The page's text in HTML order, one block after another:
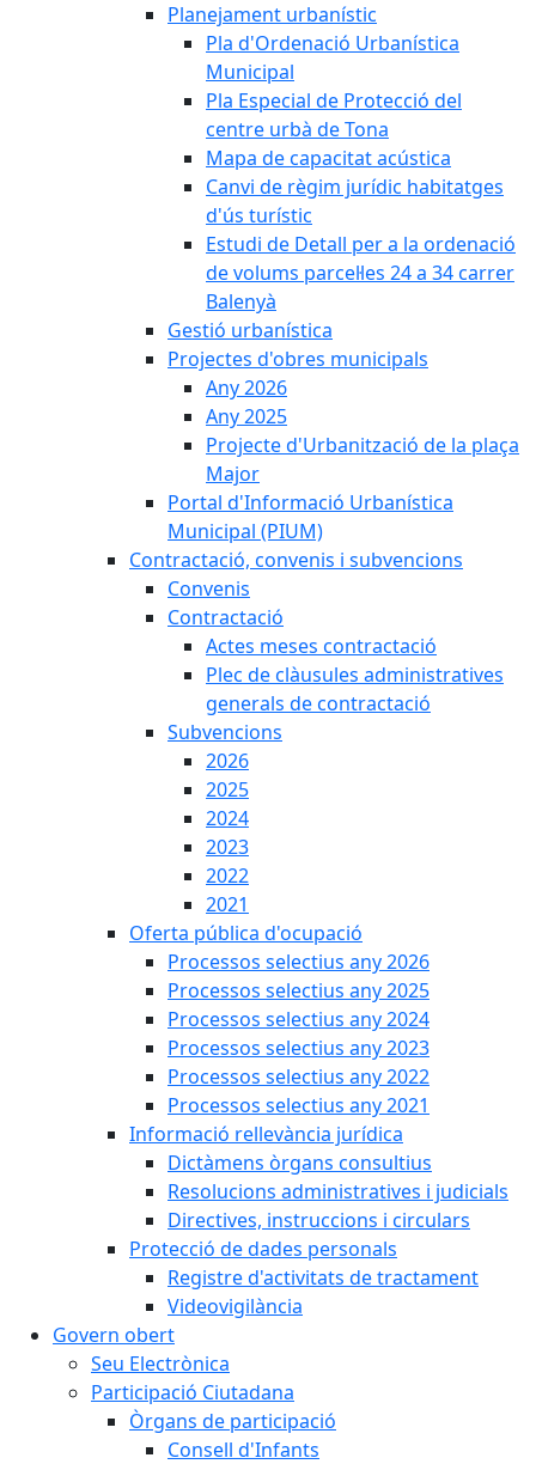
Planejament urbanístic
Pla d'Ordenació Urbanística
Municipal
Pla Especial de Protecció del
centre urbà de Tona
Mapa de capacitat acústica
Canvi de règim jurídic habitatges
d'ús turístic
Estudi de Detall per a la ordenació
de volums parcel·les 24 a 34 carrer
Balenyà
Gestió urbanística
Projectes d'obres municipals
Any 2026
Any 2025
Projecte d'Urbanització de la plaça
Major
Portal d'Informació Urbanística
Municipal (PIUM)
Contractació, convenis i subvencions
Convenis
Contractació
Actes meses contractació
Plec de clàusules administratives
generals de contractació
Subvencions
2026
2025
2024
2023
2022
2021
Oferta pública d'ocupació
Processos selectius any 2026
Processos selectius any 2025
Processos selectius any 2024
Processos selectius any 2023
Processos selectius any 2022
Processos selectius any 2021
Informació rellevància jurídica
Dictàmens òrgans consultius
Resolucions administratives i judicials
Directives, instruccions i circulars
Protecció de dades personals
Registre d'activitats de tractament
Videovigilància
Govern obert
Seu Electrònica
Participació Ciutadana
Òrgans de participació
Consell d'Infants